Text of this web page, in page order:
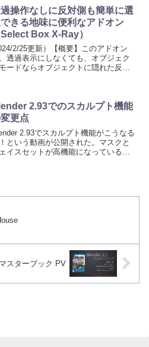
操作なしに反対側も簡単に選
きる地味に便利なアドオン
Select Box X-Ray）
2/25更新）【概要】このアドオン
透過表示にしなくても、オブジェク
ードならオブジェクトに隠れた反対
いちいち表...
2.93でのスカルプト機能
更点
2.93でスカルプト機能がこうなる
という動画が公開された。マスクと
イスセットが高機能になっている。
スターブック PV